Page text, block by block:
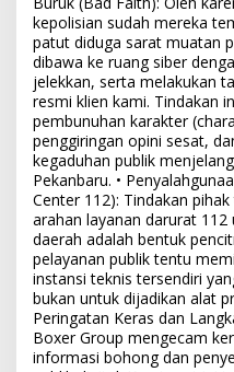
kepolisian sudah mereka
patut diduga sarat muatan
dibawa ke ruang siber
jelekkan, serta melakukan
resmi klien kami. Tindakan
pembunuhan karakter
penggiringan opini sesat,
kegaduhan publik
Pekanbaru. •
Center 112): Tindakan
arahan layanan darurat
daerah adalah bentuk
pelayanan publik tentu
instansi teknis tersendiri
bukan untuk dijadikan alat
Peringatan Keras dan
Boxer Group mengecam
informasi bohong dan